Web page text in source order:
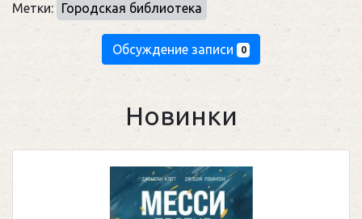
Метки: Городская библиотека
Обсуждение записи 0
Новинки